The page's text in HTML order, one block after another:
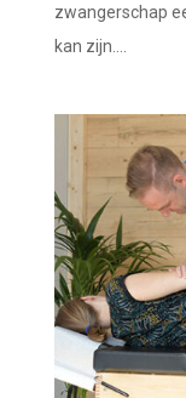
zwangerschap
kan zijn....